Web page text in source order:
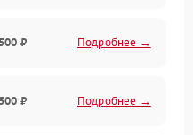
₽ Подробнее →
₽ Подробнее →